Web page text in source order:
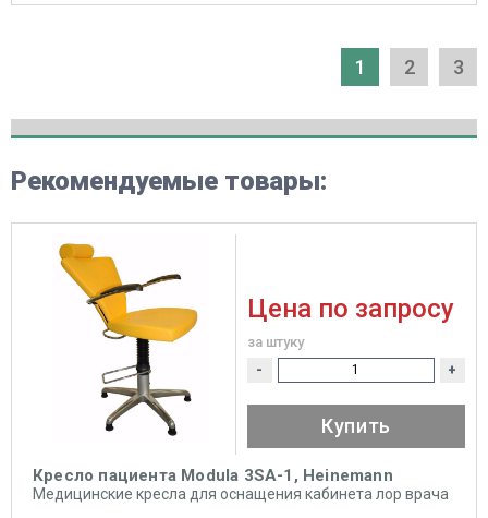
1 2 3
Рекомендуемые товары:
Кресло пациента Modula 3SA-1, Heinemann
Медицинские кресла для оснащения кабинета лор врача
Цена по запросу
за штуку
- +
Купить